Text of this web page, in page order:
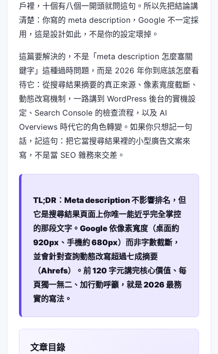
戶裡，十個有八個一開頭就問這句。所以先把結論講
清楚：你寫的 meta description，Google 不一定採
用，這是設計如此，不是你的設定壞掉。
這篇要解決的，不是「meta description 怎麼塞關
鍵字」這種過時問題，而是 2026 年你到底該怎麼看
待它：從搜尋結果摘要的真正來源、像素寬度截斷、
動態改寫機制，一路講到 WordPress 後台的實機設
定、Search Console 的檢查流程，以及 AI
Overviews 時代它的角色轉變。如果你只想記一句
話，記這句：把它當搜尋結果裡的小型廣告文案來
寫，不是當 SEO 雜務來交差。
TL;DR：Meta description 不影響排名，但
它是搜尋結果頁面上你唯一能近乎完全掌控
的那段文字。Google 依像素寬度（桌面約
920px、手機約 680px）而非字數截斷，
並會針對查詢動態改寫超過七成摘要
（Ahrefs）。前 120 字元講完核心價值、每
頁獨一無二、加行動呼籲，就是 2026 最務
實的寫法。
文章目錄